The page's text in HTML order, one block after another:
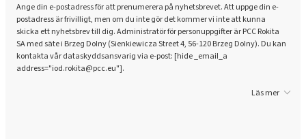
Ange din e-postadress för att prenumerera på nyhetsbrevet. Att uppge din e-
postadress är frivilligt, men om du inte gör det kommer vi inte att kunna
skicka ett nyhetsbrev till dig. Administratör för personuppgifter är PCC Rokita
SA med säte i Brzeg Dolny (Sienkiewicza Street 4, 56-120 Brzeg Dolny). Du kan
kontakta vår dataskyddsansvarig via e-post: [hide _email_a
address="iod.rokita@pcc.eu"].
Läs mer